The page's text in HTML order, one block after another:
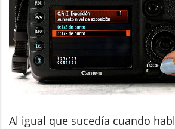
Al igual que sucedía cuando